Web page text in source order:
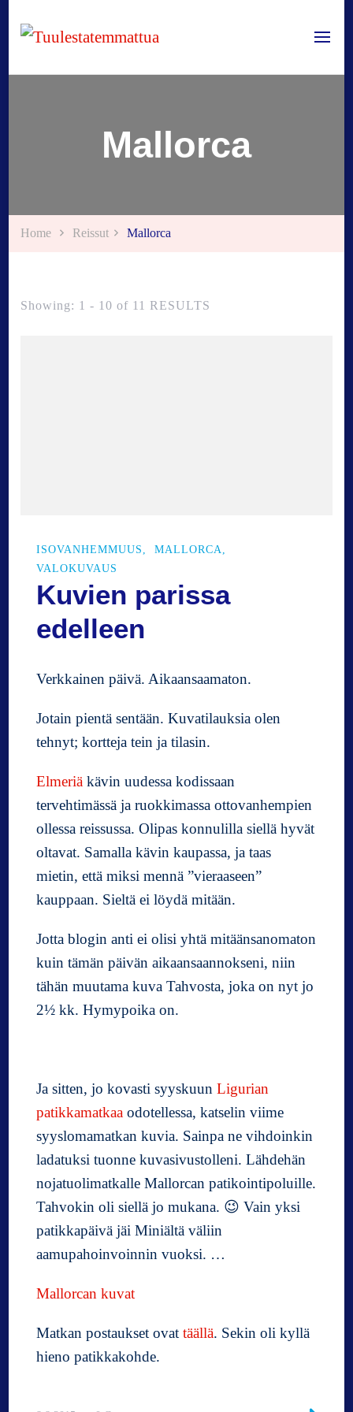
Tuulestatemmattua
Mallorca
Home Reissut Mallorca
Showing: 1 - 10 of 11 RESULTS
ISOVANHEMMUUS
MALLORCA
VALOKUVAUS
Kuvien parissa
edelleen
Verkkainen päivä. Aikaansaamaton.
Jotain pientä sentään. Kuvatilauksia olen
tehnyt; kortteja tein ja tilasin.
Elmeriä kävin uudessa kodissaan
tervehtimässä ja ruokkimassa ottovanhempien
ollessa reissussa. Olipas konnulilla siellä hyvät
oltavat. Samalla kävin kaupassa, ja taas
mietin, että miksi mennä ”vieraaseen”
kauppaan. Sieltä ei löydä mitään.
Jotta blogin anti ei olisi yhtä mitäänsanomaton
kuin tämän päivän aikaansaannokseni, niin
tähän muutama kuva Tahvosta, joka on nyt jo
2½ kk. Hymypoika on.
Ja sitten, jo kovasti syyskuunLigurian
patikkamatkaa odotellessa, katselin viime
syyslomamatkan kuvia. Sainpa ne vihdoinkin
ladatuksi tuonne kuvasivustolleni. Lähdehän
nojatuolimatkalle Mallorcan patikointipoluille.
Tahvokin oli siellä jo mukana. 😉 Vain yksi
patikkapäivä jäi Miniältä väliin
aamupahoinvoinnin vuoksi. …
Mallorcan kuvat
Matkan postaukset ovattäällä. Sekin oli kyllä
hieno patikkakohde.